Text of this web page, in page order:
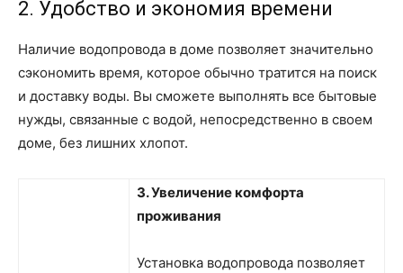
2. Удобство и экономия времени
Наличие водопровода в доме позволяет значительно
сэкономить время, которое обычно тратится на поиск
и доставку воды. Вы сможете выполнять все бытовые
нужды, связанные с водой, непосредственно в своем
доме, без лишних хлопот.
3. Увеличение комфорта
проживания
Установка водопровода позволяет